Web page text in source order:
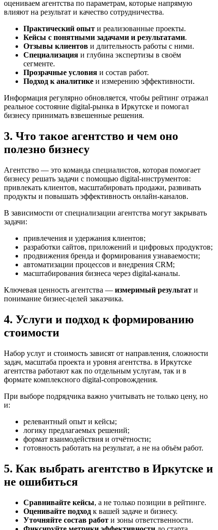
оцениваем агентства по параметрам, которые напрямую
влияют на результат и качество сотрудничества.
Практический опыт и реализованные проекты.
Кейсы с понятными задачами и результатами.
Отзывы клиентов и длительность работы с ними.
Специализация и глубина экспертизы в своём
сегменте.
Прозрачные условия и состав работ.
Подход к аналитике и измерению эффективности.
Информация регулярно обновляется, чтобы рейтинг отражал
реальное состояние digital-рынка в Иркутске и помогал
бизнесу принимать взвешенные решения.
3. Что такое агентство и чем оно
полезно бизнесу
Агентство — это команда специалистов, которая помогает
бизнесу решать задачи с помощью digital-инструментов:
привлекать клиентов, масштабировать продажи, развивать
продукты и повышать эффективность онлайн-каналов.
В зависимости от специализации агентства могут закрывать
задачи:
привлечения и удержания клиентов;
разработки сайтов, приложений и цифровых продуктов;
продвижения бренда и формирования узнаваемости;
автоматизации процессов и внедрения CRM;
масштабирования бизнеса через digital-каналы.
Ключевая ценность агентства — измеримый результат и
понимание бизнес-целей заказчика.
4. Услуги и подход к формированию
стоимости
Набор услуг и стоимость зависят от направления, сложности
задач, масштаба проекта и уровня агентства. в Иркутске
агентства работают как по отдельным услугам, так и в
формате комплексного digital-сопровождения.
При выборе подрядчика важно учитывать не только цену, но
и:
релевантный опыт и кейсы;
логику предлагаемых решений;
формат взаимодействия и отчётности;
готовность работать на результат, а не на объём работ.
5. Как выбрать агентство в Иркутске и
не ошибиться
Сравнивайте кейсы, а не только позиции в рейтинге.
Оценивайте подход к вашей задаче и бизнесу.
Уточняйте состав работ и зоны ответственности.